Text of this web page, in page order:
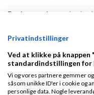
Bedømmelse :
2. DEC 2010| 38.191
45 KOMMENTARER
Nu har skatterådet
Der er stigninger i
Privatindstillinger
Ved at klikke på
standardindstillingen for
Vi og vores partnere gemmer
såsom unikke ID'er i cookie og
personlige data. Nogle